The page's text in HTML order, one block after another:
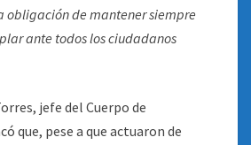
obligación de mantener siempre
ante todos los ciudadanos
jefe del Cuerpo de
que, pese a que actuaron de